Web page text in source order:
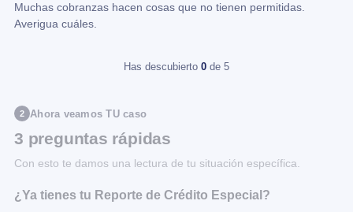
Muchas cobranzas hacen cosas que no tienen permitidas.
Averigua cuáles.
Has descubierto 0 de 5
2 Ahora veamos TU caso
3 preguntas rápidas
Con esto te damos una lectura de tu situación específica.
¿Ya tienes tu Reporte de Crédito Especial?